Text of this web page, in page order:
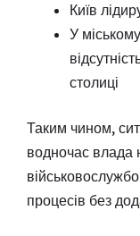
Київ
У
столиці
Таким чином,
водночас влада
процесів без